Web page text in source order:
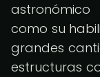
como su
grandes
estructuras